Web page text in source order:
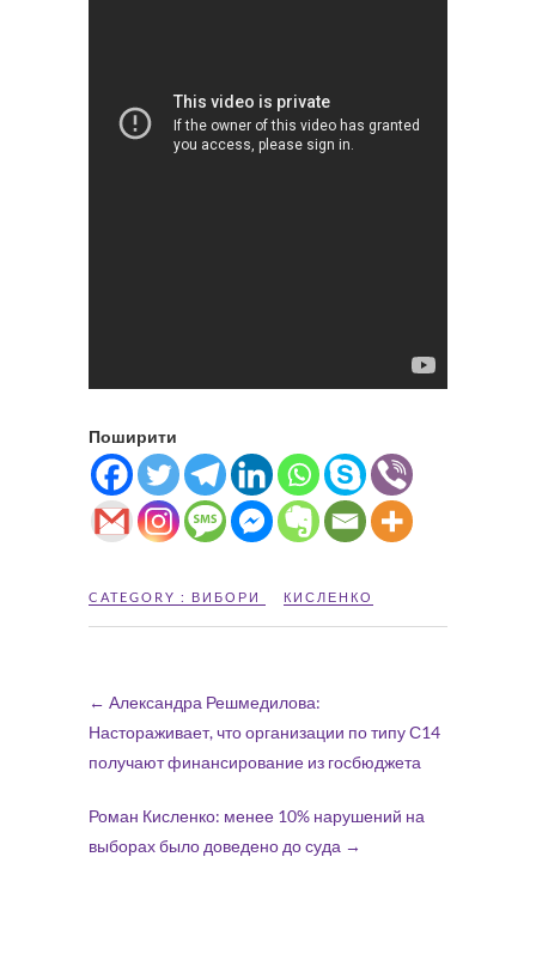
Поширити
CATEGORY : ВИБОРИ КИСЛЕНКО
← Александра Решмедилова:
Настораживает, что организации по типу С14
получают финансирование из госбюджета
Роман Кисленко: менее 10% нарушений на
выборах было доведено до суда →